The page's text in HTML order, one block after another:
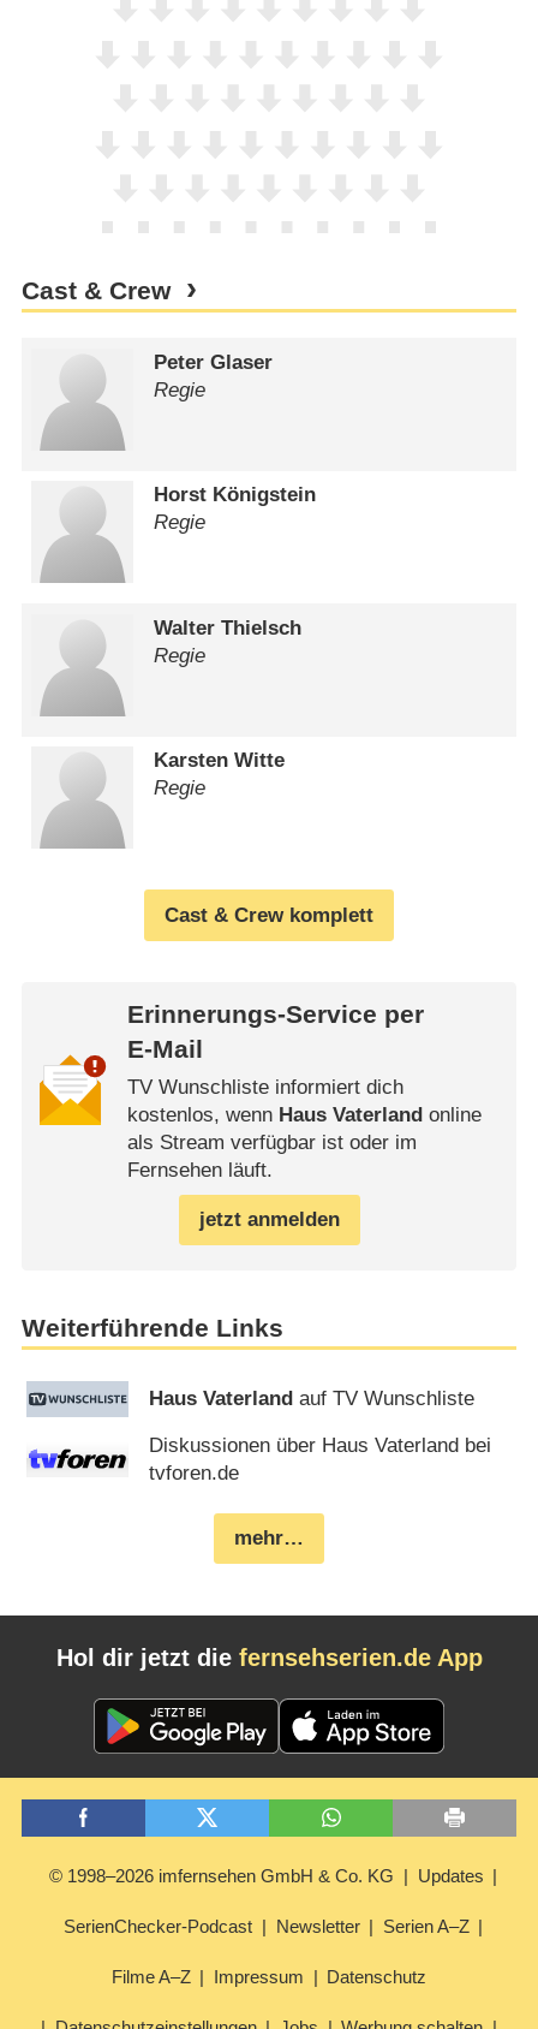
Cast & Crew
Peter Glaser
Regie
Horst Königstein
Regie
Walter Thielsch
Regie
Karsten Witte
Regie
Cast & Crew komplett
Erinnerungs-Service per
E-Mail
TV Wunschliste informiert dich
kostenlos, wenn Haus Vaterlandonline
als Stream verfügbar ist oder im
Fernsehen läuft.
jetzt anmelden
Weiterführende Links
Haus Vaterland auf TV Wunschliste
Diskussionen über Haus Vaterland bei
tvforen.de
mehr…
Hol dir jetzt die fernsehserien.de App
© 1998–2026 imfernsehen GmbH & Co. KG Updates
SerienChecker-Podcast Newsletter Serien A–Z
Filme A–Z Impressum Datenschutz